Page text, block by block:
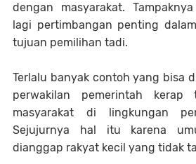
dengan masyarakat.
lagi pertimbangan penting
tujuan pemilihan tadi.
Terlalu banyak contoh yang bisa
perwakilan pemerintah kerap
masyarakat di lingkungan
Sejujurnya hal itu karena
dianggap rakyat kecil yang tidak